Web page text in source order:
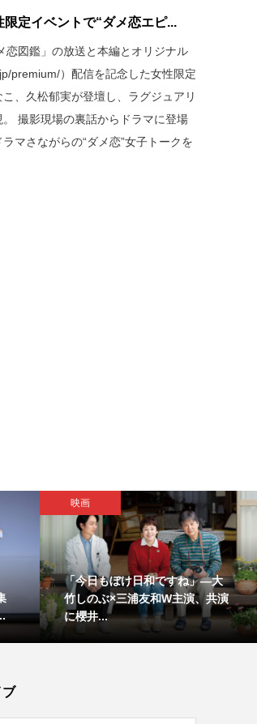
定イベントで“ダメ恋エピ...
恋図鑑」の放送と本編とオリジナル
premium/）配信を記念した女性限定
、久松郁実が登壇し、ラグジュアリ
撮影現場の裏話からドラマに登場
マさながらの“ダメ恋”女子トークを
映画
「今日もぼけ日和ですね」―大
竹しのぶ×三浦友和W主演、共演
に櫻井...